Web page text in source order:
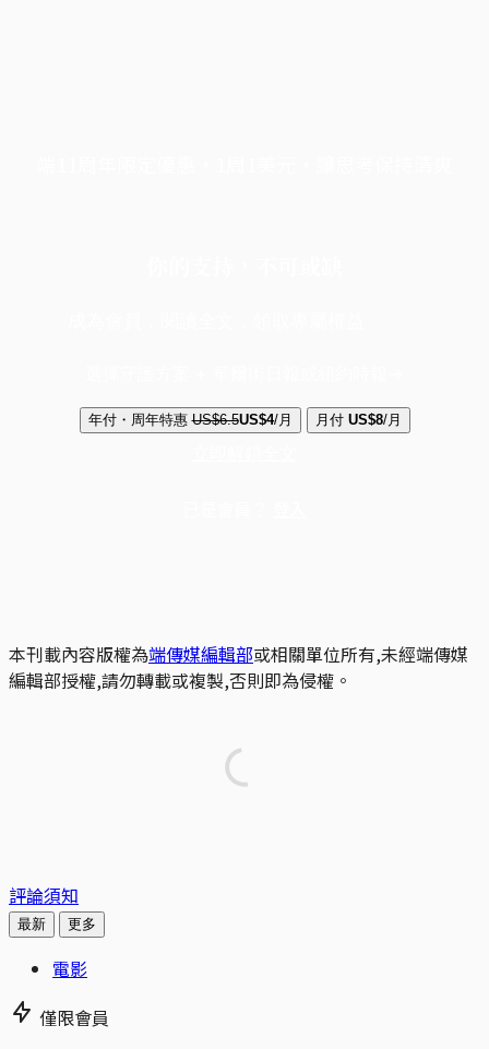
年付・周年特惠 US$6.5US$4/月 月付 US$8/月
本刊載內容版權為端傳媒編輯部或相關單位所有,未經端傳媒
編輯部授權,請勿轉載或複製,否則即為侵權。
評論須知
最新 更多
電影
僅限會員